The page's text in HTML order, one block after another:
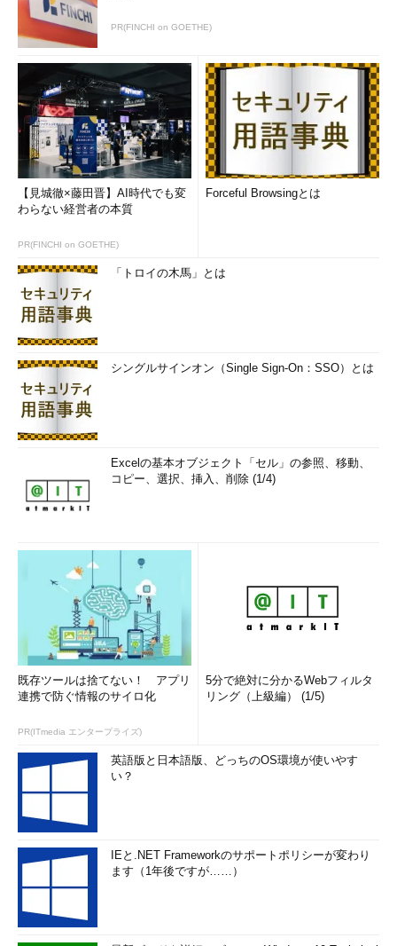
PR(FINCHI on GOETHE)
【見城徹×藤田晋】AI時代でも変
わらない経営者の本質
PR(FINCHI on GOETHE)
Forceful Browsingとは
「トロイの木馬」とは
シングルサインオン（Single Sign-On：SSO）とは
Excelの基本オブジェクト「セル」の参照、移動、
コピー、選択、挿入、削除 (1/4)
既存ツールは捨てない！ アプリ
連携で防ぐ情報のサイロ化
PR(ITmedia エンタープライズ)
5分で絶対に分かるWebフィルタ
リング（上級編） (1/5)
英語版と日本語版、どっちのOS環境が使いやす
い？
IEと.NET Frameworkのサポートポリシーが変わり
ます（1年後ですが……）